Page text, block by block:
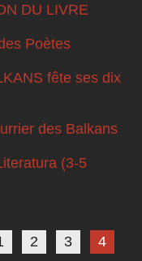
DU LIVRE
Poètes
fête ses dix
des Balkans
(3-5
2 3 4